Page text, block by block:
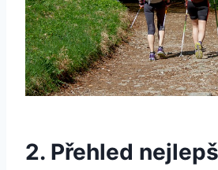
2. Přehled